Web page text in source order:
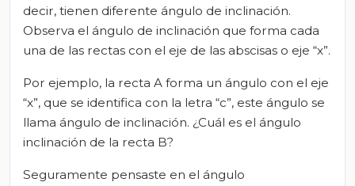
decir, tienen diferente ángulo de inclinación.
Observa el ángulo de inclinación que forma cada
una de las rectas con el eje de las abscisas o eje “x”.
Por ejemplo, la recta A forma un ángulo con el eje
“x”, que se identifica con la letra “c”, este ángulo se
llama ángulo de inclinación. ¿Cuál es el ángulo
inclinación de la recta B?
Seguramente pensaste en el ángulo